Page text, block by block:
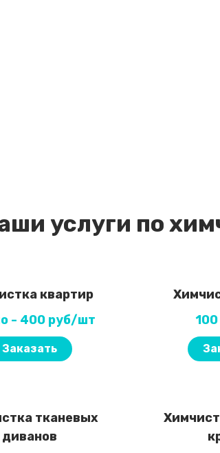
услуги по
квартир
- 400 руб/шт
Заказать
тканевых
диванов